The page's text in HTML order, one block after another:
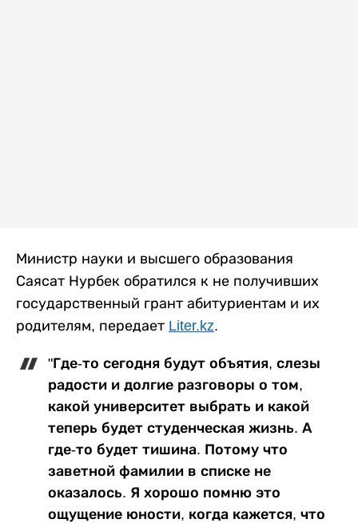
Министр науки и высшего образования
Саясат Нурбек обратился к не получивших
государственный грант абитуриентам и их
родителям, передает Liter.kz.
"Где-то сегодня будут объятия, слезы
радости и долгие разговоры о том,
какой университет выбрать и какой
теперь будет студенческая жизнь. А
где-то будет тишина. Потому что
заветной фамилии в списке не
оказалось. Я хорошо помню это
ощущение юности, когда кажется, что